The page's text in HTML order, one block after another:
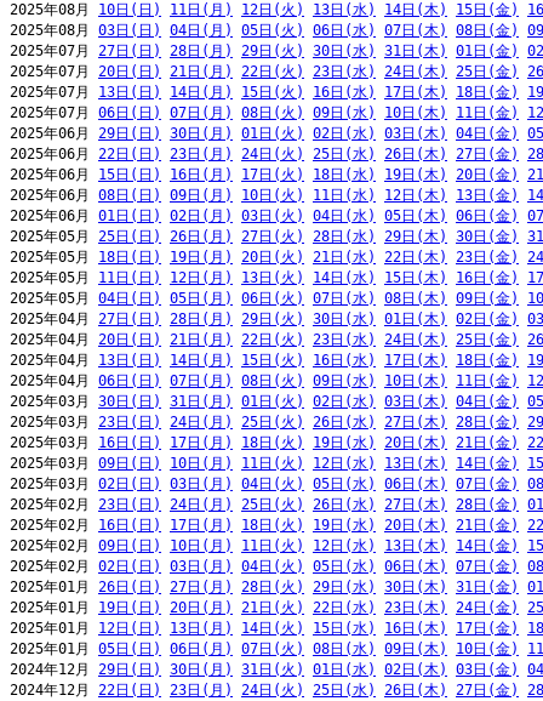
2025年08月 10日(日) 11日(月) 12日(火) 13日(水) 14日(木) 15日(金)
2025年08月 03日(日) 04日(月) 05日(火) 06日(水) 07日(木) 08日(金)
2025年07月 27日(日) 28日(月) 29日(火) 30日(水) 31日(木) 01日(金)
2025年07月 20日(日) 21日(月) 22日(火) 23日(水) 24日(木) 25日(金)
2025年07月 13日(日) 14日(月) 15日(火) 16日(水) 17日(木) 18日(金)
2025年07月 06日(日) 07日(月) 08日(火) 09日(水) 10日(木) 11日(金)
2025年06月 29日(日) 30日(月) 01日(火) 02日(水) 03日(木) 04日(金)
2025年06月 22日(日) 23日(月) 24日(火) 25日(水) 26日(木) 27日(金)
2025年06月 15日(日) 16日(月) 17日(火) 18日(水) 19日(木) 20日(金)
2025年06月 08日(日) 09日(月) 10日(火) 11日(水) 12日(木) 13日(金)
2025年06月 01日(日) 02日(月) 03日(火) 04日(水) 05日(木) 06日(金)
2025年05月 25日(日) 26日(月) 27日(火) 28日(水) 29日(木) 30日(金)
2025年05月 18日(日) 19日(月) 20日(火) 21日(水) 22日(木) 23日(金)
2025年05月 11日(日) 12日(月) 13日(火) 14日(水) 15日(木) 16日(金)
2025年05月 04日(日) 05日(月) 06日(火) 07日(水) 08日(木) 09日(金)
2025年04月 27日(日) 28日(月) 29日(火) 30日(水) 01日(木) 02日(金)
2025年04月 20日(日) 21日(月) 22日(火) 23日(水) 24日(木) 25日(金)
2025年04月 13日(日) 14日(月) 15日(火) 16日(水) 17日(木) 18日(金)
2025年04月 06日(日) 07日(月) 08日(火) 09日(水) 10日(木) 11日(金)
2025年03月 30日(日) 31日(月) 01日(火) 02日(水) 03日(木) 04日(金)
2025年03月 23日(日) 24日(月) 25日(火) 26日(水) 27日(木) 28日(金)
2025年03月 16日(日) 17日(月) 18日(火) 19日(水) 20日(木) 21日(金)
2025年03月 09日(日) 10日(月) 11日(火) 12日(水) 13日(木) 14日(金)
2025年03月 02日(日) 03日(月) 04日(火) 05日(水) 06日(木) 07日(金)
2025年02月 23日(日) 24日(月) 25日(火) 26日(水) 27日(木) 28日(金)
2025年02月 16日(日) 17日(月) 18日(火) 19日(水) 20日(木) 21日(金)
2025年02月 09日(日) 10日(月) 11日(火) 12日(水) 13日(木) 14日(金)
2025年02月 02日(日) 03日(月) 04日(火) 05日(水) 06日(木) 07日(金)
2025年01月 26日(日) 27日(月) 28日(火) 29日(水) 30日(木) 31日(金)
2025年01月 19日(日) 20日(月) 21日(火) 22日(水) 23日(木) 24日(金)
2025年01月 12日(日) 13日(月) 14日(火) 15日(水) 16日(木) 17日(金)
2025年01月 05日(日) 06日(月) 07日(火) 08日(水) 09日(木) 10日(金)
2024年12月 29日(日) 30日(月) 31日(火) 01日(水) 02日(木) 03日(金)
2024年12月 22日(日) 23日(月) 24日(火) 25日(水) 26日(木) 27日(金)